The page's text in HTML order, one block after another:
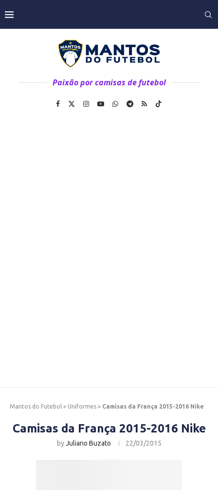
Paixão por camisas de futebol
Mantos do Futebol » Uniformes » Camisas da França 2015-2016 Nike
Camisas da França 2015-2016 Nike
byJuliano Buzato 22/03/2015